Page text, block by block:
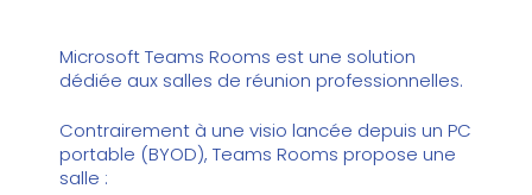
Microsoft Teams Rooms est une solution
dédiée aux salles de réunion professionnelles.
Contrairement à une visio lancée depuis un PC
portable (BYOD), Teams Rooms propose une
salle :